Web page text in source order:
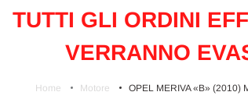
TUTTI GLI ORDINI
VERRANNO
Home Motore OPEL MERIVA «B» (2010)